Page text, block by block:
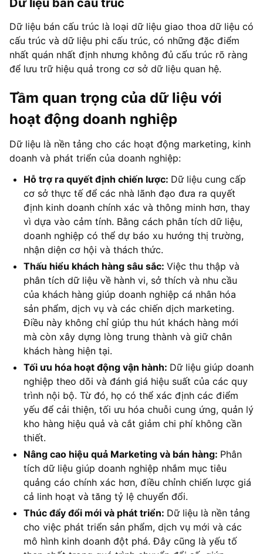
Dữ liệu bán cấu trúc
Dữ liệu bán cấu trúc là loại dữ liệu giao thoa dữ liệu có
cấu trúc và dữ liệu phi cấu trúc, có những đặc điểm
nhất quán nhất định nhưng không đủ cấu trúc rõ ràng
để lưu trữ hiệu quả trong cơ sở dữ liệu quan hệ.
Tầm quan trọng của dữ liệu với
hoạt động doanh nghiệp
Dữ liệu là nền tảng cho các hoạt động marketing, kinh
doanh và phát triển của doanh nghiệp:
Hỗ trợ ra quyết định chiến lược: Dữ liệu cung cấp
cơ sở thực tế để các nhà lãnh đạo đưa ra quyết
định kinh doanh chính xác và thông minh hơn, thay
vì dựa vào cảm tính. Bằng cách phân tích dữ liệu,
doanh nghiệp có thể dự báo xu hướng thị trường,
nhận diện cơ hội và thách thức.
Thấu hiểu khách hàng sâu sắc: Việc thu thập và
phân tích dữ liệu về hành vi, sở thích và nhu cầu
của khách hàng giúp doanh nghiệp cá nhân hóa
sản phẩm, dịch vụ và các chiến dịch marketing.
Điều này không chỉ giúp thu hút khách hàng mới
mà còn xây dựng lòng trung thành và giữ chân
khách hàng hiện tại.
Tối ưu hóa hoạt động vận hành: Dữ liệu giúp doanh
nghiệp theo dõi và đánh giá hiệu suất của các quy
trình nội bộ. Từ đó, họ có thể xác định các điểm
yếu để cải thiện, tối ưu hóa chuỗi cung ứng, quản lý
kho hàng hiệu quả và cắt giảm chi phí không cần
thiết.
Nâng cao hiệu quả Marketing và bán hàng: Phân
tích dữ liệu giúp doanh nghiệp nhắm mục tiêu
quảng cáo chính xác hơn, điều chỉnh chiến lược giá
cả linh hoạt và tăng tỷ lệ chuyển đổi.
Thúc đẩy đổi mới và phát triển: Dữ liệu là nền tảng
cho việc phát triển sản phẩm, dịch vụ mới và các
mô hình kinh doanh đột phá. Đây cũng là yếu tố